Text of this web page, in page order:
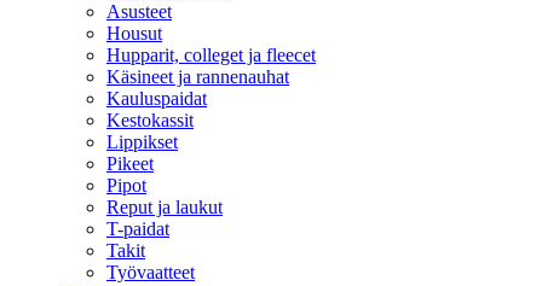
Asusteet
Housut
Hupparit, colleget ja fleecet
Käsineet ja rannenauhat
Kauluspaidat
Kestokassit
Lippikset
Pikeet
Pipot
Reput ja laukut
T-paidat
Takit
Työvaatteet